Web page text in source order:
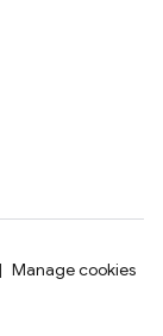
Manage cookies